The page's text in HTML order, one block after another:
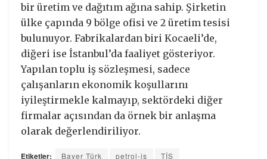
bir üretim ve dağıtım ağına sahip. Şirketin
ülke çapında 9 bölge ofisi ve 2 üretim tesisi
bulunuyor. Fabrikalardan biri Kocaeli’de,
diğeri ise İstanbul’da faaliyet gösteriyor.
Yapılan toplu iş sözleşmesi, sadece
çalışanların ekonomik koşullarını
iyileştirmekle kalmayıp, sektördeki diğer
firmalar açısından da örnek bir anlaşma
olarak değerlendiriliyor.
Etiketler: Bayer Türk petrol-iş
TİS